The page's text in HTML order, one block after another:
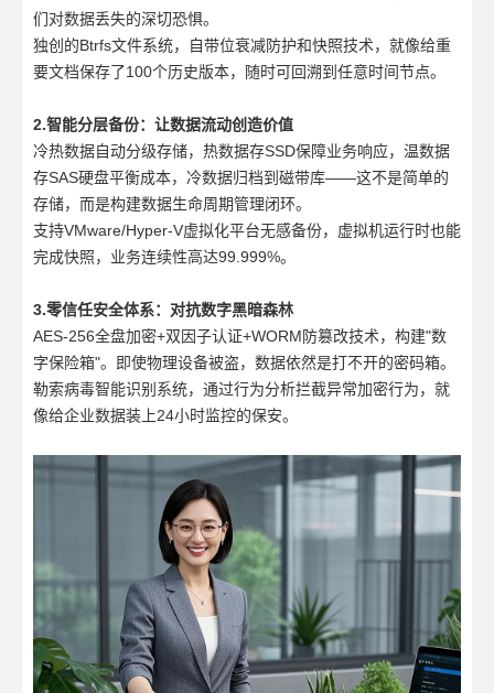
们对数据丢失的深切恐惧。
独创的Btrfs文件系统，自带位衰减防护和快照技术，就像给重
要文档保存了100个历史版本，随时可回溯到任意时间节点。
2.智能分层备份：让数据流动创造价值
冷热数据自动分级存储，热数据存SSD保障业务响应，温数据
存SAS硬盘平衡成本，冷数据归档到磁带库——这不是简单的
存储，而是构建数据生命周期管理闭环。
支持VMware/Hyper-V虚拟化平台无感备份，虚拟机运行时也能
完成快照，业务连续性高达99.999%。
3.零信任安全体系：对抗数字黑暗森林
AES-256全盘加密+双因子认证+WORM防篡改技术，构建"数
字保险箱"。即使物理设备被盗，数据依然是打不开的密码箱。
勒索病毒智能识别系统，通过行为分析拦截异常加密行为，就
像给企业数据装上24小时监控的保安。